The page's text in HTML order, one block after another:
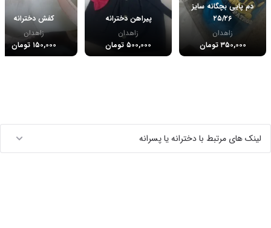
دم پایی بچگانه سایز
۲۵/۲۶
زاهدان
۳۵۰,۰۰۰ تومان
پیراهن دخترانه
زاهدان
۵۰۰,۰۰۰ تومان
کفش دخترانه
زاهدان
۱۵۰,۰۰۰ تومان
لینک های مرتبط با دخترانه یا پسرانه